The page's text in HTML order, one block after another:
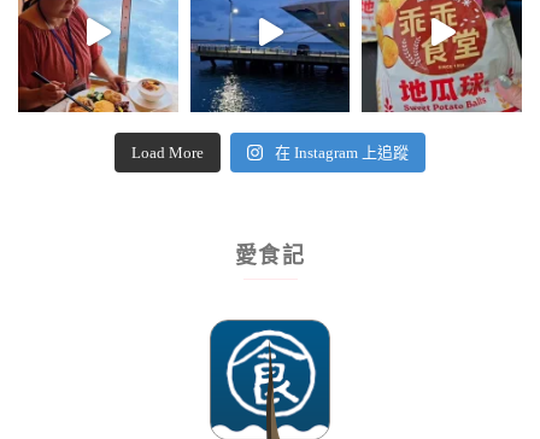
Load More 在 Instagram 上追蹤
愛食記